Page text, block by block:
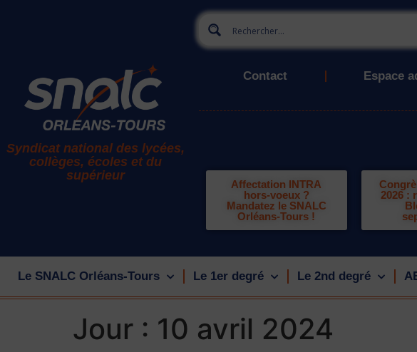
Syndicat national des lycées,
collèges, écoles et du
supérieur
Contact Espace
Affectation INTRA
hors-voeux ?
Mandatez le SNALC
Orléans-Tours !
2026 :
Le SNALC Orléans-Tours Le 1er degré Le 2nd degré
Jour : 10 avril 2024